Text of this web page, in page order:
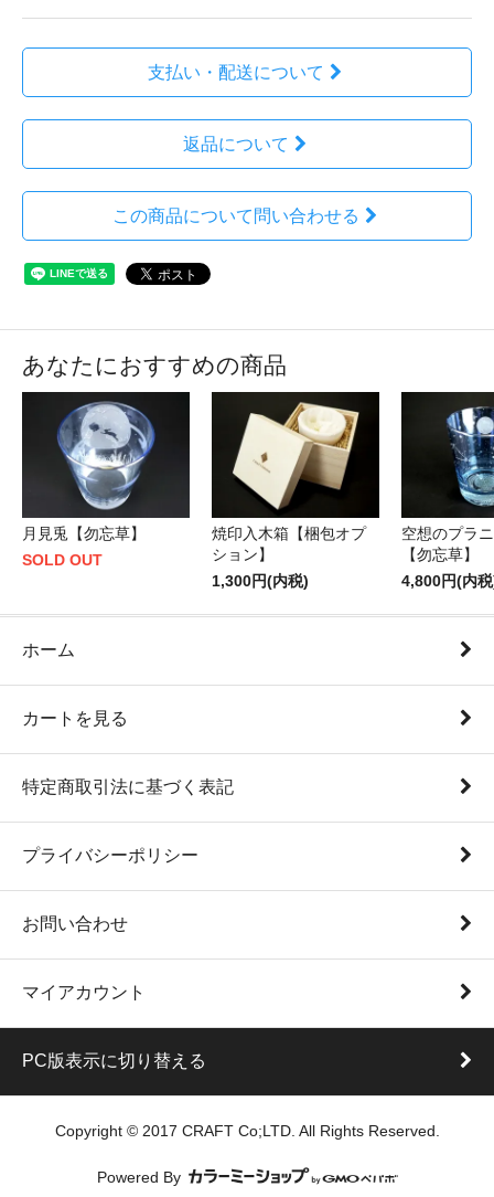
支払い・配送について
返品について
この商品について問い合わせる
あなたにおすすめの商品
月見兎【勿忘草】
SOLD OUT
焼印入木箱【梱包オプ
ション】
1,300円(内税)
空想のプラ
【勿忘草】
4,800円(内
ホーム
カートを見る
特定商取引法に基づく表記
プライバシーポリシー
お問い合わせ
マイアカウント
PC版表示に切り替える
Copyright © 2017 CRAFT Co;LTD. All Rights Reserved.
Powered By